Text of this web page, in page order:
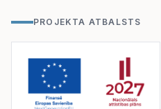
PROJEKTA ATBALSTS